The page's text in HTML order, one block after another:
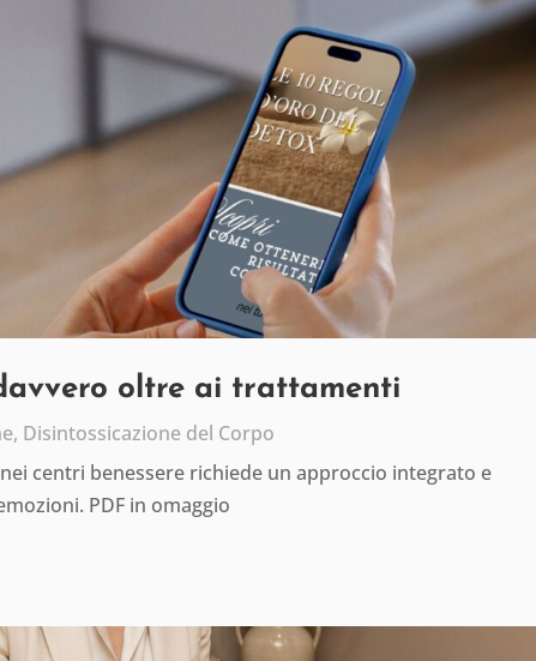
oltre ai trattamenti
, Disintossicazione del Corpo
centri benessere richiede un approccio integrato e
PDF in omaggio